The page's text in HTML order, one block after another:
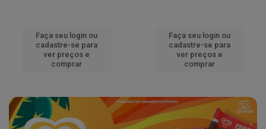
Faça seu login ou
cadastre-se para
ver preços e
comprar
Faça seu login ou
cadastre-se para
ver preços e
comprar